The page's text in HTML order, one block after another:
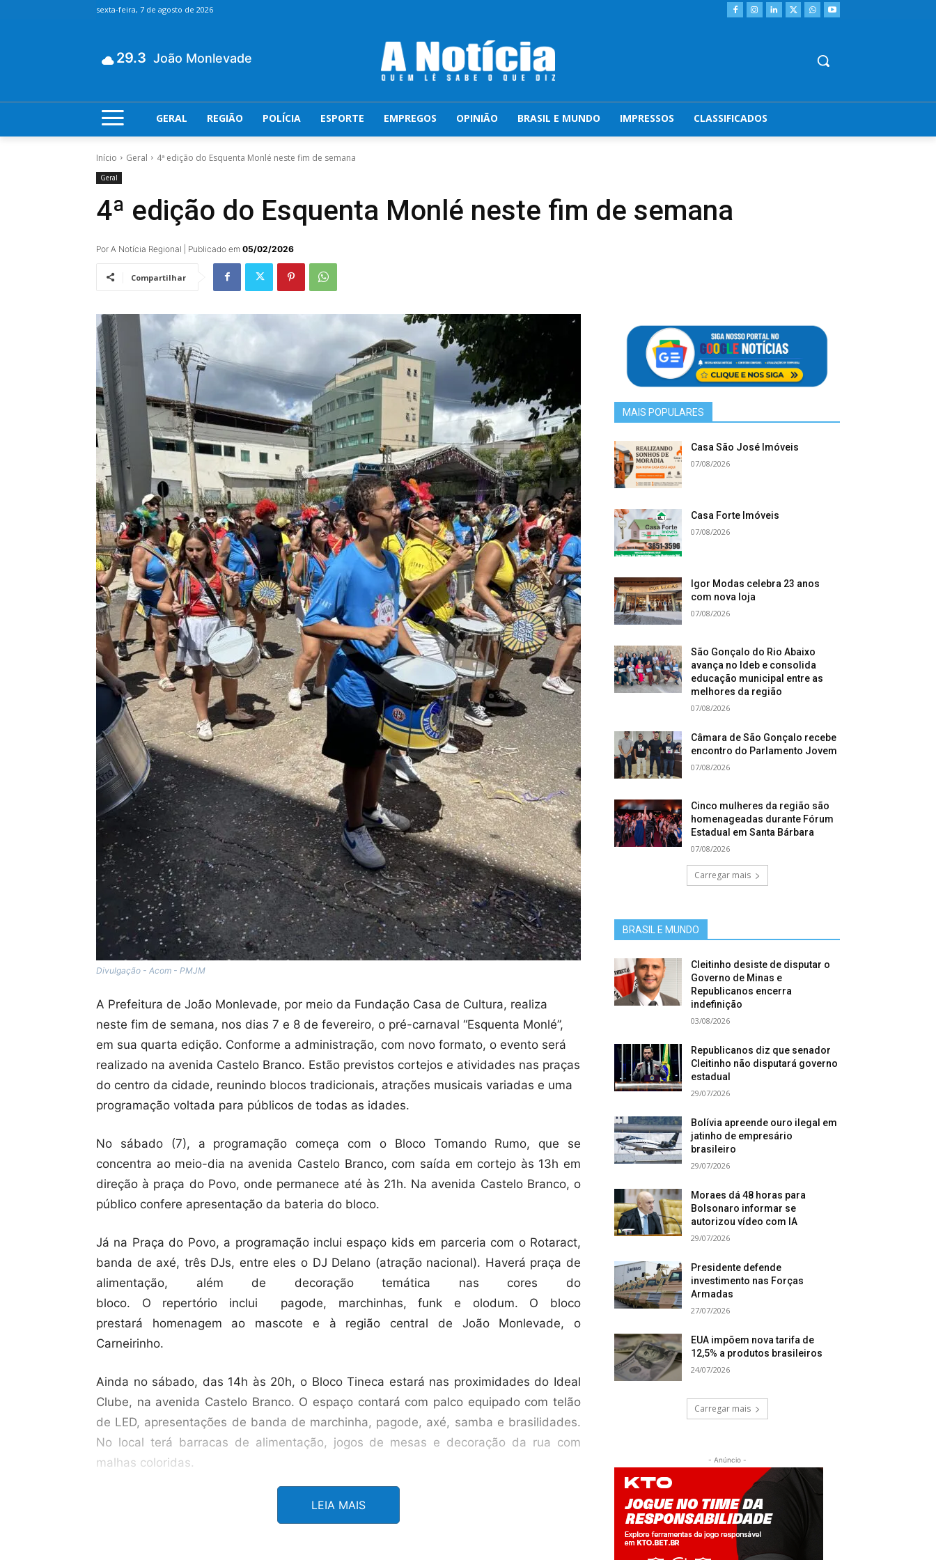
sexta-feira, 7 de agosto de 2026
29.3 João Monlevade
GERAL REGIÃO POLÍCIA ESPORTE EMPREGOS OPINIÃO BRASIL E MUNDO IMPRESSOS CLASSIFICADOS
Início Geral 4ª edição do Esquenta Monlé neste fim de semana
Geral
4ª edição do Esquenta Monlé neste fim de semana
Por A Notícia Regional | Publicado em 05/02/2026
Compartilhar
Divulgação - Acom - PMJM
A Prefeitura de João Monlevade, por meio da Fundação Casa de Cultura, realiza
neste fim de semana, nos dias 7 e 8 de fevereiro, o pré-carnaval “Esquenta Monlé”,
em sua quarta edição. Conforme a administração, com novo formato, o evento será
realizado na avenida Castelo Branco. Estão previstos cortejos e atividades nas praças
do centro da cidade, reunindo blocos tradicionais, atrações musicais variadas e uma
programação voltada para públicos de todas as idades.
No sábado (7), a programação começa com o Bloco Tomando Rumo, que se
concentra ao meio-dia na avenida Castelo Branco, com saída em cortejo às 13h em
direção à praça do Povo, onde permanece até às 21h. Na avenida Castelo Branco, o
público confere apresentação da bateria do bloco.
Já na Praça do Povo, a programação inclui espaço kids em parceria com o Rotaract,
banda de axé, três DJs, entre eles o DJ Delano (atração nacional). Haverá praça de
alimentação, além de decoração temática nas cores do
bloco. O repertório inclui pagode, marchinhas, funk e olodum. O bloco
prestará homenagem ao mascote e à região central de João Monlevade, o
Carneirinho.
Ainda no sábado, das 14h às 20h, o Bloco Tineca estará nas proximidades do Ideal
Clube, na avenida Castelo Branco. O espaço contará com palco equipado com telão
de LED, apresentações de banda de marchinha, pagode, axé, samba e brasilidades.
No local terá barracas de alimentação, jogos de mesas e decoração da rua com
malhas coloridas.
No domingo (8), a programação começa pela manhã com o Bloco da
Saudade, das 9h às 17h, na avenida Castelo Branco, entre o Food Park e o Ideal
LEIA MAIS
MAIS POPULARES
Casa São José Imóveis
07/08/2026
Casa Forte Imóveis
07/08/2026
Igor Modas celebra 23 anos
com nova loja
07/08/2026
São Gonçalo do Rio Abaixo
avança no Ideb e consolida
educação municipal entre as
melhores da região
07/08/2026
Câmara de São Gonçalo recebe
encontro do Parlamento Jovem
07/08/2026
Cinco mulheres da região são
homenageadas durante Fórum
Estadual em Santa Bárbara
07/08/2026
Carregar mais
BRASIL E MUNDO
Cleitinho desiste de disputar o
Governo de Minas e
Republicanos encerra
indefinição
03/08/2026
Republicanos diz que senador
Cleitinho não disputará governo
estadual
29/07/2026
Bolívia apreende ouro ilegal em
jatinho de empresário
brasileiro
29/07/2026
Moraes dá 48 horas para
Bolsonaro informar se
autorizou vídeo com IA
29/07/2026
Presidente defende
investimento nas Forças
Armadas
27/07/2026
EUA impõem nova tarifa de
12,5% a produtos brasileiros
24/07/2026
Carregar mais
- Anúncio -